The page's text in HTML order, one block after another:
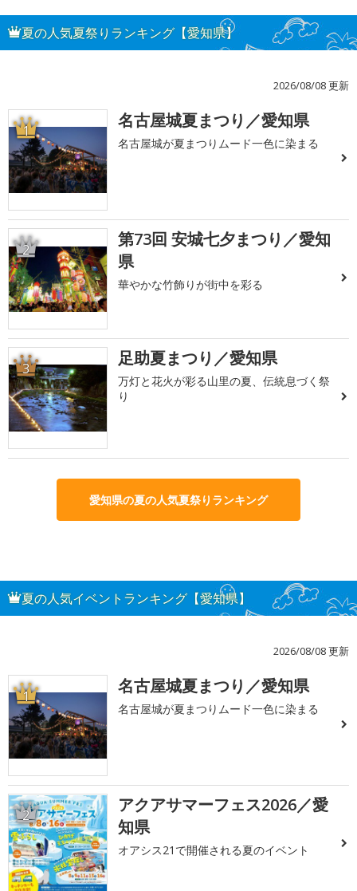
夏の人気夏祭りランキング【愛知県】
2026/08/08 更新
1 名古屋城夏まつり／愛知県
名古屋城が夏まつりムード一色に染まる
2
第73回 安城七夕まつり／愛知
県
華やかな竹飾りが街中を彩る
3 足助夏まつり／愛知県
万灯と花火が彩る山里の夏、伝統息づく祭
り
愛知県の夏の人気夏祭りランキング
夏の人気イベントランキング【愛知県】
2026/08/08 更新
1 名古屋城夏まつり／愛知県
名古屋城が夏まつりムード一色に染まる
2
アクアサマーフェス2026／愛
知県
オアシス21で開催される夏のイベント